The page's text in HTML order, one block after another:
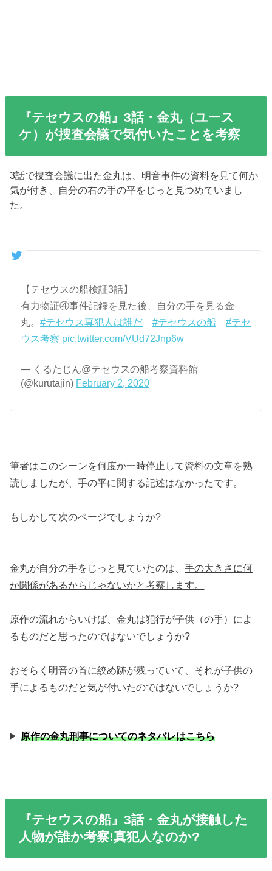
『テセウスの船』3話・金丸（ユース
ケ）が捜査会議で気付いたことを考察
3話で捜査会議に出た金丸は、明音事件の資料を見て何か
気が付き、自分の右の手の平をじっと見つめていまし
た。
【テセウスの船検証3話】
有力物証④事件記録を見た後、自分の手を見る金
丸。#テセウス真犯人は誰だ #テセウスの船
#テセ
ウス考察 pic.twitter.com/VUd72Jnp6w
— くるたじん@テセウスの船考察資料館
(@kurutajin) February 2, 2020
筆者はこのシーンを何度か一時停止して資料の文章を熟
読しましたが、手の平に関する記述はなかったです。
もしかして次のページでしょうか?
金丸が自分の手をじっと見ていたのは、手の大きさに何
か関係があるからじゃないかと考察します。
原作の流れからいけば、金丸は犯行が子供（の手）によ
るものだと思ったのではないでしょうか?
おそらく明音の首に絞め跡が残っていて、それが子供の
手によるものだと気が付いたのではないでしょうか?
原作の金丸刑事についてのネタバレはこちら
『テセウスの船』3話・金丸が接触した
人物が誰か考察!真犯人なのか?